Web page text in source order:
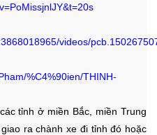
videos/
%C4%90ien/THINH-
tỉnh ở miền Bắc, miền Trung
ra chành xe đi tỉnh đó hoặc